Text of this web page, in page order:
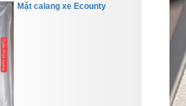
Mặt calang xe Ecounty